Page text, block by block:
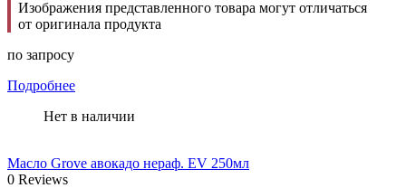
Изображения представленного товара могут отличаться
от оригинала продукта
по запросу
Подробнее
Нет в наличии
Масло Grove авокадо нераф. EV 250мл
0 Reviews